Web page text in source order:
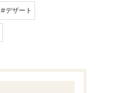
#デザート